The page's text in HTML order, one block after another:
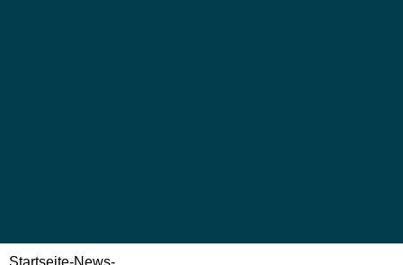
Startseite-News-